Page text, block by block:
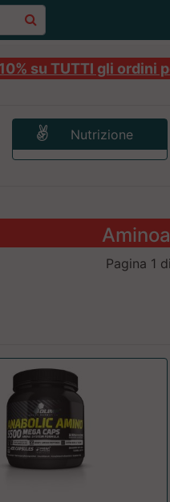
su TUTTI gli
Nutrizione
Pagina 1